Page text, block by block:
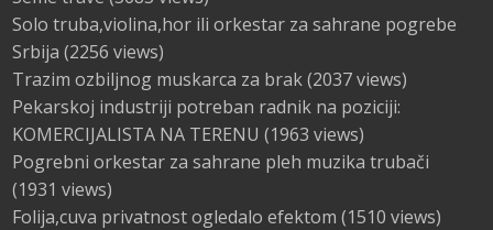
Solo truba,violina,hor ili orkestar za sahrane pogrebe
Srbija (2256 views)
Trazim ozbiljnog muskarca za brak(2037 views)
Pekarskoj industriji potreban radnik na poziciji:
KOMERCIJALISTA NA TERENU (1963 views)
Pogrebni orkestar za sahrane pleh muzika trubači
(1931 views)
Folija,cuva privatnost ogledalo efektom (1510 views)